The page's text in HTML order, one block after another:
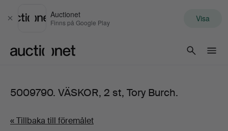
Stäng
Auctionet
Finns på Google Play Visa
5009790. VÄSKOR, 2 st, Tory Burch.
« Tillbaka till föremålet